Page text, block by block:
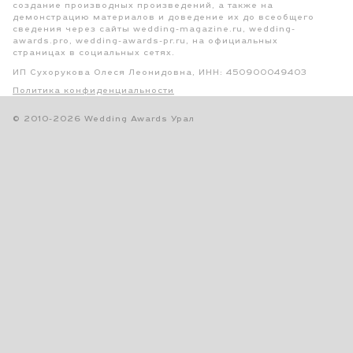
создание производных произведений, а также на
демонстрацию материалов и доведение их до всеобщего
сведения через сайты wedding-magazine.ru, wedding-
awards.pro, wedding-awards-pr.ru, на официальных
страницах в социальных сетях.
ИП Сухорукова Олеся Леонидовна, ИНН: 450900049403
Политика конфиденциальности
© 2010-2026 Wedding Awards Урал